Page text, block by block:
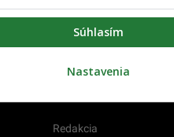
Redakcia
Súhlasím
Nastavenia